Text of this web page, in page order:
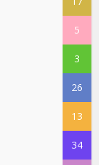
5
3
26
13
34